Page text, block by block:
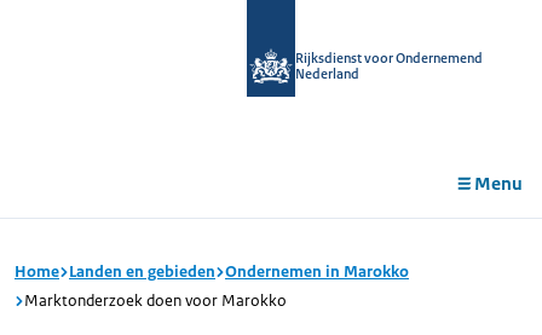
Rijksdienst voor Ondernemend
Nederland
Menu
Home Landen en gebieden Ondernemen in Marokko
Marktonderzoek doen voor Marokko